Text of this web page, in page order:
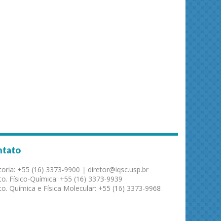
+55 (16) 3373-9900 | diretor@iqsc.usp.br
Físico-Química: +55 (16) 3373-9939
Química e Física Molecular: +55 (16) 3373-9968